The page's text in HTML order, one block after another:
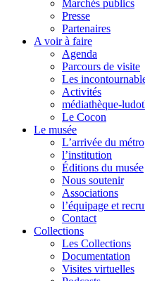
Marchés publics
Presse
Partenaires
A voir à faire
Agenda
Parcours de visite
Les
Activités
médiathèque-
Le Cocon
Le musée
L’arrivée du métro
l’institution
Éditions du musée
Nous soutenir
Associations
l’équipage et
Contact
Collections
Les Collections
Documentation
Visites virtuelles